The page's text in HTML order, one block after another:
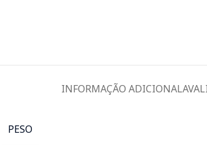
INFORMAÇÃO ADICIONAL
PESO